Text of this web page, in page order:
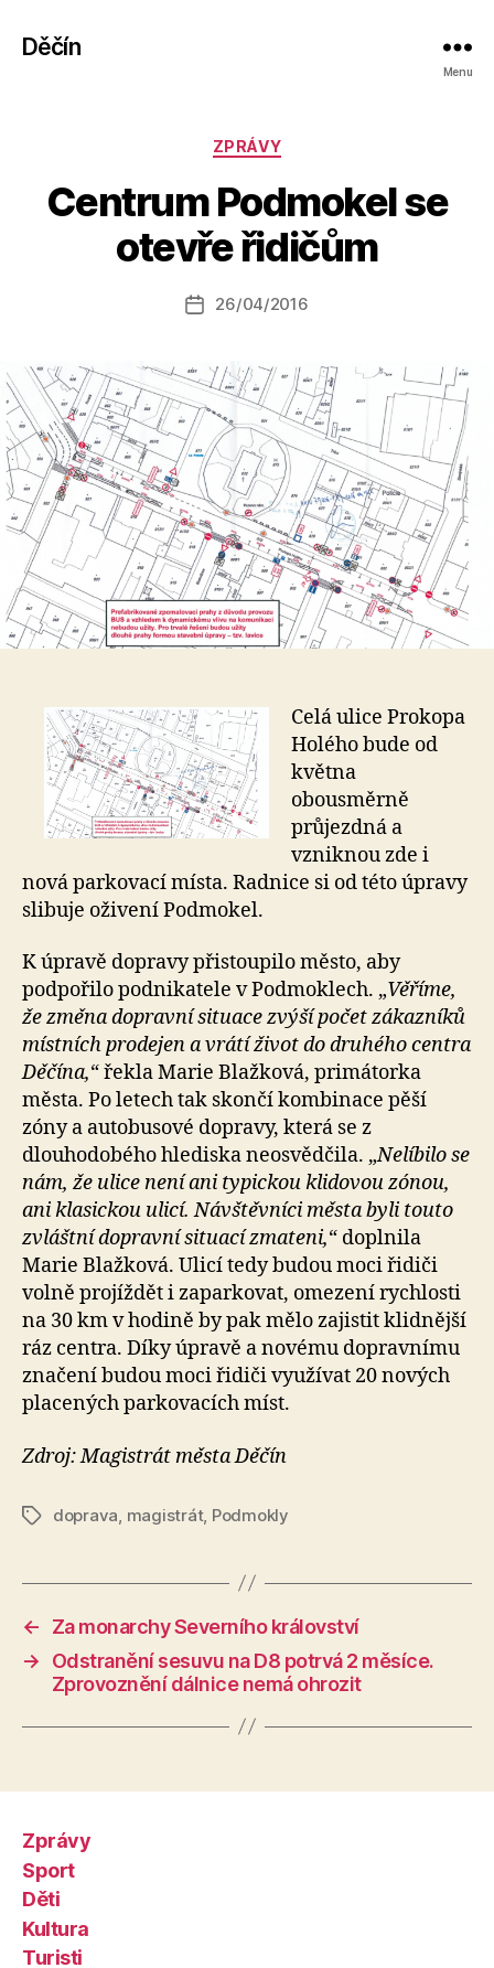
Děčín
Menu
Rubriky
ZPRÁVY
Centrum Podmokel se
otevře řidičům
Autor
příspěvku
u
t
a
s
o
Datum
26/04/2016
Celá ulice Prokopa
Holého bude od
května
obousměrně
průjezdná a
vzniknou zde i
nová parkovací místa. Radnice si od této úpravy
slibuje oživení Podmokel.
K úpravě dopravy přistoupilo město, aby
podpořilo podnikatele v Podmoklech. „Věříme,
že změna dopravní situace zvýší počet zákazníků
místních prodejen a vrátí život do druhého centra
Děčína,“ řekla Marie Blažková, primátorka
města. Po letech tak skončí kombinace pěší
zóny a autobusové dopravy, která se z
dlouhodobého hlediska neosvědčila. „Nelíbilo se
nám, že ulice není ani typickou klidovou zónou,
ani klasickou ulicí. Návštěvníci města byli touto
zvláštní dopravní situací zmateni,“ doplnila
Marie Blažková. Ulicí tedy budou moci řidiči
volně projíždět i zaparkovat, omezení rychlosti
na 30 km v hodině by pak mělo zajistit klidnější
ráz centra. Díky úpravě a novému dopravnímu
značení budou moci řidiči využívat 20 nových
placených parkovacích míst.
Zdroj: Magistrát města Děčín
Štítkydoprava, magistrát, Podmokly
←
Za monarchy Severního království
→
Odstranění sesuvu na D8 potrvá 2 měsíce.
Zprovoznění dálnice nemá ohrozit
Zprávy
Sport
Děti
Kultura
Turisti